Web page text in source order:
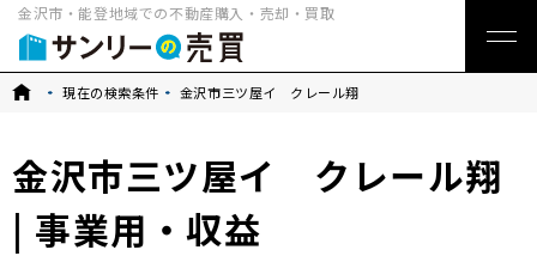
金沢市・能登地域での不動産購入・売却・買取
トップ現在の検索条件 金沢市三ツ屋イ クレール翔
金沢市三ツ屋イ クレール翔
| 事業用・収益